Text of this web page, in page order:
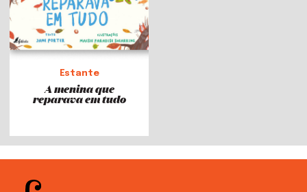
Estante
A menina que
reparava em tudo